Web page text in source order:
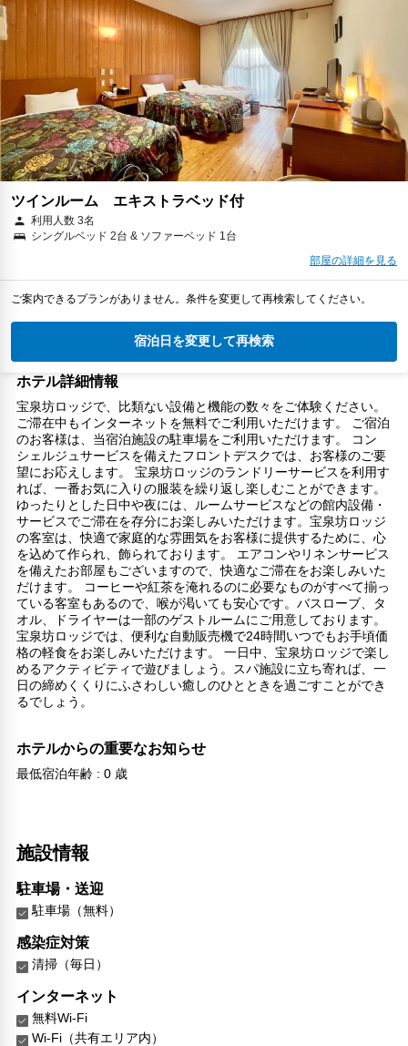
ツインルーム エキストラベッド付
利用人数 3名
シングルベッド 2台 & ソファーベッド 1台
部屋の詳細を見る
ご案内できるプランがありません。条件を変更して再検索してください。
宿泊日を変更して再検索
ホテル詳細情報
宝泉坊ロッジで、比類ない設備と機能の数々をご体験ください。
ご滞在中もインターネットを無料でご利用いただけます。 ご宿泊
のお客様は、当宿泊施設の駐車場をご利用いただけます。 コン
シェルジュサービスを備えたフロントデスクでは、お客様のご要
望にお応えします。 宝泉坊ロッジのランドリーサービスを利用す
れば、一番お気に入りの服装を繰り返し楽しむことができます。
ゆったりとした日中や夜には、ルームサービスなどの館内設備・
サービスでご滞在を存分にお楽しみいただけます。宝泉坊ロッジ
の客室は、快適で家庭的な雰囲気をお客様に提供するために、心
を込めて作られ、飾られております。 エアコンやリネンサービス
を備えたお部屋もございますので、快適なご滞在をお楽しみいた
だけます。 コーヒーや紅茶を淹れるのに必要なものがすべて揃っ
ている客室もあるので、喉が渇いても安心です。バスローブ、タ
オル、ドライヤーは一部のゲストルームにご用意しております。
宝泉坊ロッジでは、便利な自動販売機で24時間いつでもお手頃価
格の軽食をお楽しみいただけます。 一日中、宝泉坊ロッジで楽し
めるアクティビティで遊びましょう。スパ施設に立ち寄れば、一
日の締めくくりにふさわしい癒しのひとときを過ごすことができ
るでしょう。
ホテルからの重要なお知らせ
最低宿泊年齢 : 0 歳
施設情報
駐車場・送迎
駐車場（無料）
感染症対策
清掃（毎日）
インターネット
無料Wi-Fi
Wi-Fi（共有エリア内）